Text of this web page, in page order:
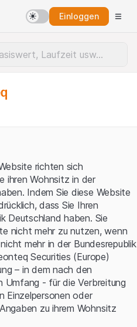
Einloggen
richten sich
ihren Wohnsitz in der
Indem Sie diese Website
dass Sie Ihren
Deutschland haben. Sie
nicht mehr zu nutzen, wenn
mehr in der Bundesrepublik
Securities (Europe)
– in dem nach den
Umfang - für die Verbreitung
Einzelpersonen oder
zu ihrem Wohnsitz